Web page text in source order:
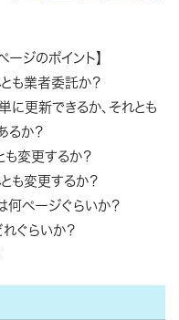
ジのポイント】
も業者委託か？
更新できるか、それとも
るか？
も変更するか？
も変更するか？
ページぐらいか？
ぐらいか？